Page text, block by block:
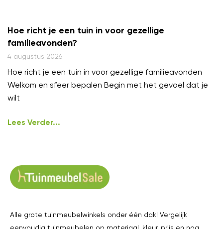
Hoe richt je een tuin in voor gezellige
familieavonden?
4 augustus 2026
Hoe richt je een tuin in voor gezellige familieavonden
Welkom en sfeer bepalen Begin met het gevoel dat je
wilt
Lees Verder...
Alle grote tuinmeubelwinkels onder één dak! Vergelijk
eenvoudig tuinmeubelen op materiaal, kleur, prijs en nog